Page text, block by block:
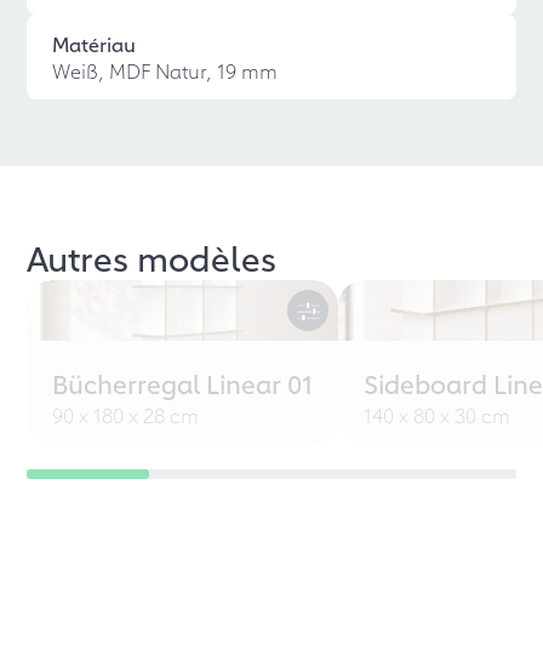
Matériau
Weiß, MDF Natur, 19 mm
Autres modèles
Bücherregal Linear 01
90 x 180 x 28 cm
Sideboard
140 x 80 x 30 cm